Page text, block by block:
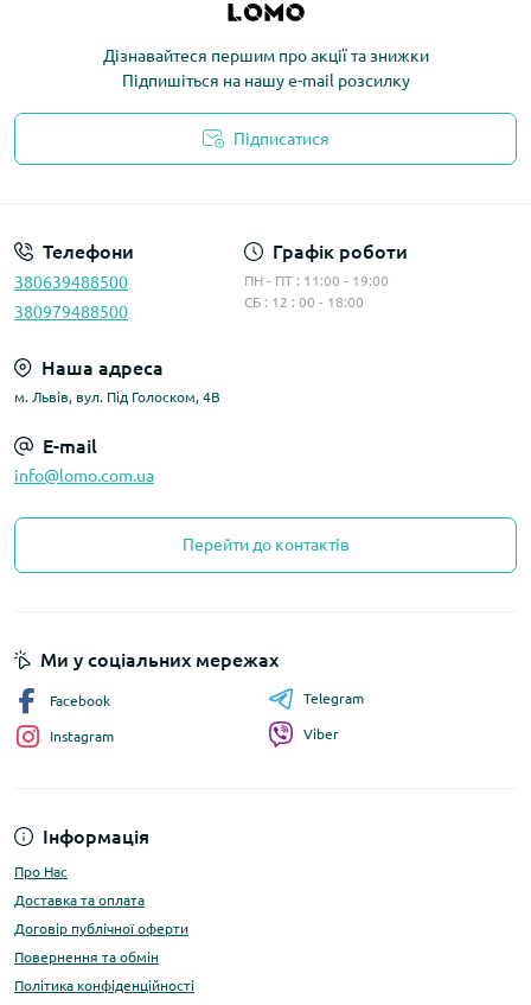
Дізнавайтеся першим про акції та знижки
Підпишіться на нашу e-mail розсилку
Підписатися
Телефони
380639488500
380979488500
Графік роботи
ПН - ПТ : 11:00 - 19:00
СБ : 12 : 00 - 18:00
Наша адреса
м. Львів, вул. Під Голоском, 4В
E-mail
info@lomo.com.ua
Перейти до контактів
Інформація
Про Нас
Доставка та оплата
Договір публічної оферти
Повернення та обмін
Політика конфіденційності
Ми у соціальних мережах
Facebook
Instagram
Telegram
Viber